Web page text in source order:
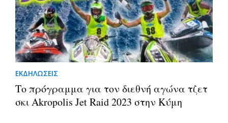
ΕΚΔΗΛΩΣΕΙΣ
Το πρόγραμμα για τον διεθνή αγώνα τζετ
σκι Akropolis Jet Raid 2023 στην Κύμη